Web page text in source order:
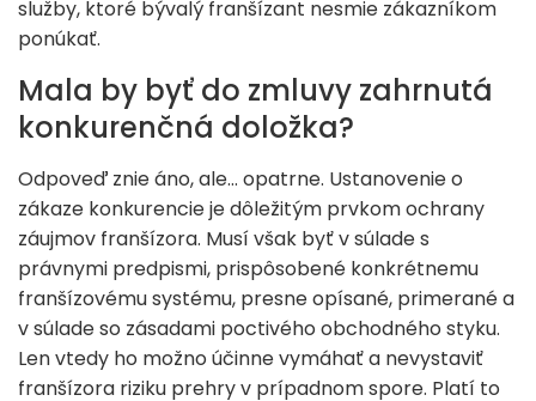
služby, ktoré bývalý franšízant nesmie zákazníkom
ponúkať.
Mala by byť do zmluvy zahrnutá
konkurenčná doložka?
Odpoveď znie áno, ale… opatrne. Ustanovenie o
zákaze konkurencie je dôležitým prvkom ochrany
záujmov franšízora. Musí však byť v súlade s
právnymi predpismi, prispôsobené konkrétnemu
franšízovému systému, presne opísané, primerané a
v súlade so zásadami poctivého obchodného styku.
Len vtedy ho možno účinne vymáhať a nevystaviť
franšízora riziku prehry v prípadnom spore. Platí to